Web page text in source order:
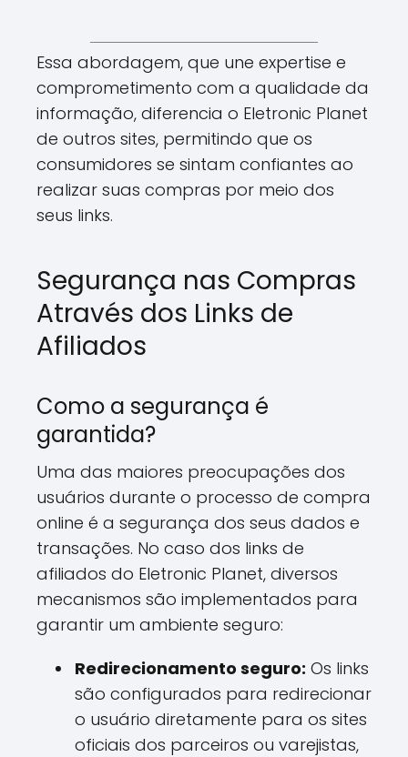
Essa abordagem, que une expertise e
comprometimento com a qualidade da
informação, diferencia o Eletronic Planet
de outros sites, permitindo que os
consumidores se sintam confiantes ao
realizar suas compras por meio dos
seus links.
Segurança nas Compras
Através dos Links de
Afiliados
Como a segurança é
garantida?
Uma das maiores preocupações dos
usuários durante o processo de compra
online é a segurança dos seus dados e
transações. No caso dos links de
afiliados do Eletronic Planet, diversos
mecanismos são implementados para
garantir um ambiente seguro:
Redirecionamento seguro: Os links
são configurados para redirecionar
o usuário diretamente para os sites
oficiais dos parceiros ou varejistas,